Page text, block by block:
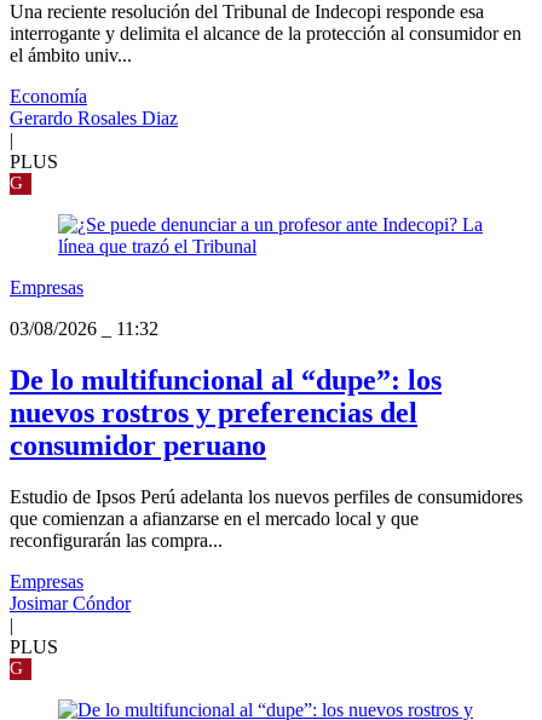
Una reciente resolución del Tribunal de Indecopi responde esa
interrogante y delimita el alcance de la protección al consumidor en
el ámbito univ...
Economía
Gerardo Rosales Diaz
PLUS
G
Empresas
03/08/2026
11:32
De lo multifuncional al “dupe”: los
nuevos rostros y preferencias del
consumidor peruano
Estudio de Ipsos Perú adelanta los nuevos perfiles de consumidores
que comienzan a afianzarse en el mercado local y que
reconfigurarán las compra...
Empresas
Josimar Cóndor
|
PLUS
G